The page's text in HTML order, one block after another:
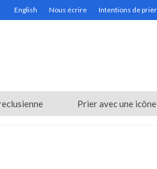
English Nous écrire Intentions de
Prier avec une icône